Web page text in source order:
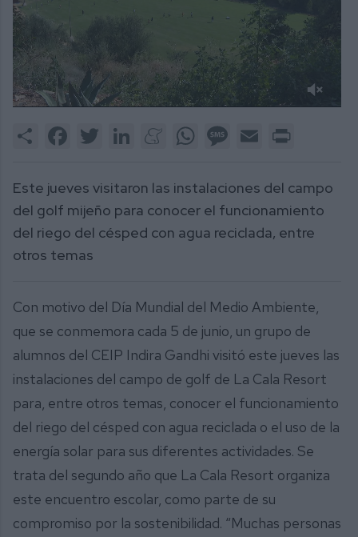
2
Share FacebookTwitter LinkedInMeneameWhatsAppMessage
Email
Este jueves visitaron las instalaciones del campo
del golf mijeño para conocer el funcionamiento
del riego del césped con agua reciclada, entre
otros temas
Con motivo del Día Mundial del Medio Ambiente,
que se conmemora cada 5 de junio, un grupo de
alumnos del CEIP Indira Gandhi visitó este jueves las
instalaciones del campo de golf de La Cala Resort
para, entre otros temas, conocer el funcionamiento
del riego del césped con agua reciclada o el uso de la
energía solar para sus diferentes actividades. Se
trata del segundo año que La Cala Resort organiza
este encuentro escolar, como parte de su
compromiso por la sostenibilidad. “Muchas personas